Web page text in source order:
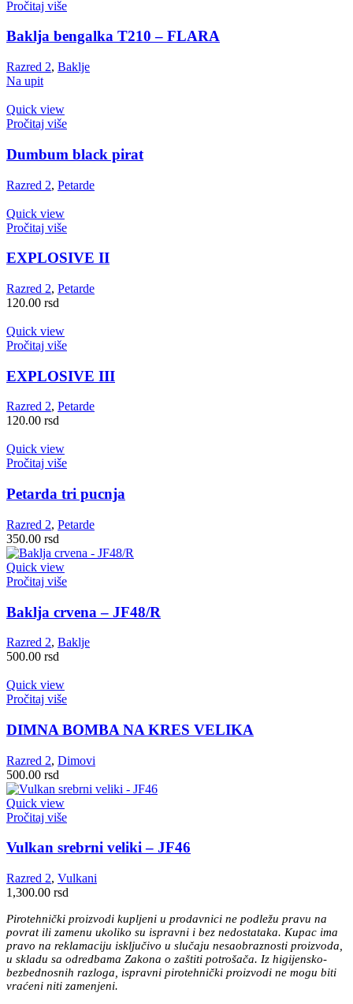
Pročitaj više
Baklja bengalka T210 – FLARA
Razred 2, Baklje
Na upit
Quick view
Pročitaj više
Dumbum black pirat
Razred 2, Petarde
Quick view
Pročitaj više
EXPLOSIVE II
Razred 2, Petarde
120.00 rsd
Quick view
Pročitaj više
EXPLOSIVE III
Razred 2, Petarde
120.00 rsd
Quick view
Pročitaj više
Petarda tri pucnja
Razred 2, Petarde
350.00 rsd
Quick view
Pročitaj više
Baklja crvena – JF48/R
Razred 2, Baklje
500.00 rsd
Quick view
Pročitaj više
DIMNA BOMBA NA KRES VELIKA
Razred 2, Dimovi
500.00 rsd
Quick view
Pročitaj više
Vulkan srebrni veliki – JF46
Razred 2, Vulkani
1,300.00 rsd
Pirotehnički proizvodi kupljeni u prodavnici ne podležu pravu na
povrat ili zamenu ukoliko su ispravni i bez nedostataka. Kupac ima
pravo na reklamaciju isključivo u slučaju nesaobraznosti proizvoda,
u skladu sa odredbama Zakona o zaštiti potrošača. Iz higijensko-
bezbednosnih razloga, ispravni pirotehnički proizvodi ne mogu biti
vraćeni niti zamenjeni.